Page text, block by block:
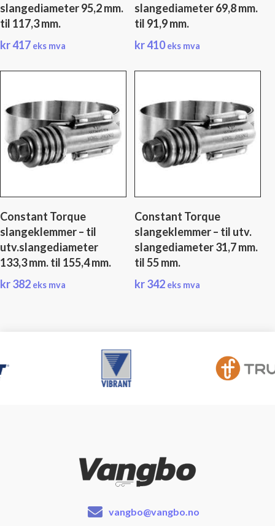
slangediameter 95,2 mm.
til 117,3 mm.
kr417 eks mva
slangediameter 69,8 mm.
til 91,9 mm.
kr410 eks mva
Constant Torque
slangeklemmer – til
utv.slangediameter
133,3 mm. til 155,4 mm.
kr382 eks mva
Constant Torque
slangeklemmer – til utv.
slangediameter 31,7 mm.
til 55 mm.
kr342 eks mva
vangbo@vangbo.no